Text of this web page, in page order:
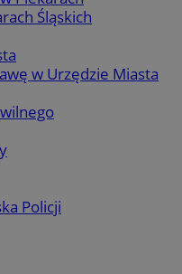
Śląskich
w Urzędzie Miasta
Policji